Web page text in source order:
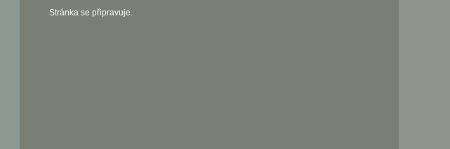
Stránka se připravuje.